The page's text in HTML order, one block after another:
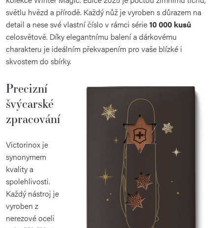
světlu hvězd a přírodě. Každý nůž je vyroben s důrazem na
detail a nese své vlastní číslo v rámci série10 000 kusů
celosvětově. Díky elegantnímu balení a dárkovému
charakteru je ideálním překvapením pro vaše blízké i
skvostem do sbírky.
Precizní
švýcarské
zpracování
Victorinox je
synonymem
kvality a
spolehlivosti.
Každý nástroj je
vyroben z
nerezové oceli